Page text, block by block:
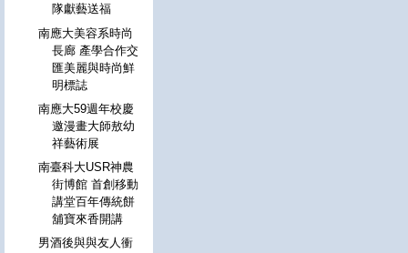
隊獻藝送福
南應大美容系時尚
長廊 產學合作交
匯美麗與時尚鮮
明標誌
南應大59週年校慶
邀漫畫大師敖幼
祥藝術展
南臺科大USR神農
街博館 首創移動
講堂百年傳統餅
舖寶來香開講
男酒後與與友人衝